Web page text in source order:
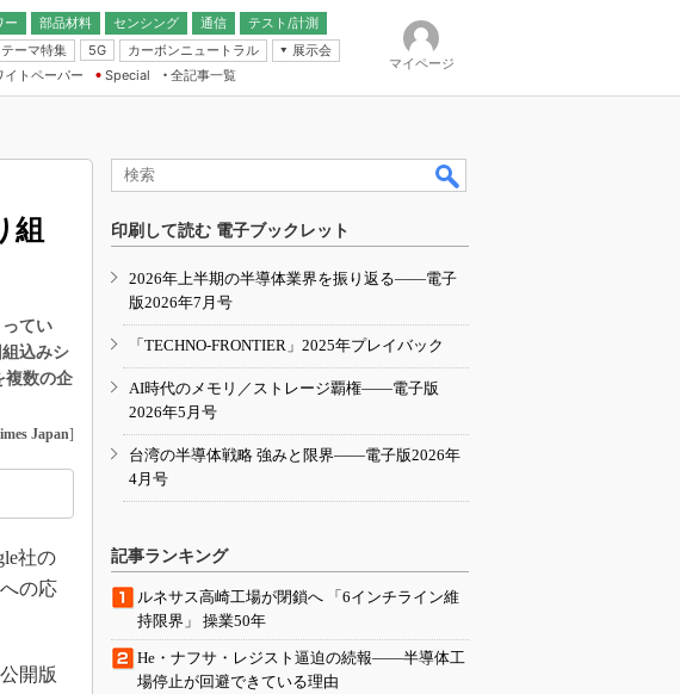
ー 部品材料 センシング
通信
テスト/計測
テーマ特集
5G カーボンニュートラル
展示会
IoT・エッジコンピューティング
EXPO
TECHNO-FRONTIER
人とくるま展
イトペーパー
Special
全記事一覧
マイページ
組
てい
込みシ
複数の企
Japan]
社の
の応
開版
印刷して読む 電子ブックレット
2026年上半期の半導体業界を振り返る――電子
版2026年7月号
「TECHNO-FRONTIER」2025年プレイバック
AI時代のメモリ／ストレージ覇権――電子版
2026年5月号
台湾の半導体戦略 強みと限界――電子版2026年
4月号
記事ランキング
ルネサス高崎工場が閉鎖へ 「6インチライン維
持限界」 操業50年
He・ナフサ・レジスト逼迫の続報――半導体工
場停止が回避できている理由